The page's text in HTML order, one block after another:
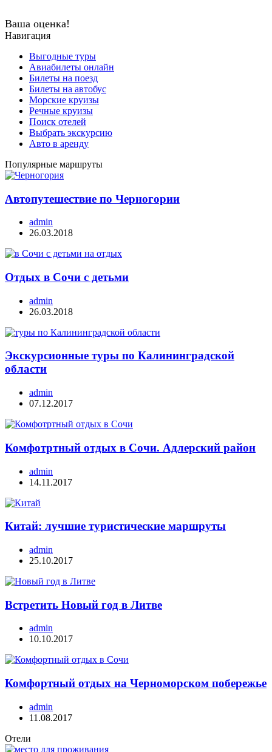
Ваша оценка!
Навигация
Выгодные туры
Авиабилеты онлайн
Билеты на поезд
Билеты на автобус
Морские круизы
Речные круизы
Поиск отелей
Выбрать экскурсию
Авто в аренду
Популярные маршруты
Автопутешествие по Черногории
admin
26.03.2018
Отдых в Сочи с детьми
admin
26.03.2018
Экскурсионные туры по Калининградской
области
admin
07.12.2017
Комфотртный отдых в Сочи. Адлерский район
admin
14.11.2017
Китай: лучшие туристические маршруты
admin
25.10.2017
Встретить Новый год в Литве
admin
10.10.2017
Комфортный отдых на Черноморском побережье
admin
11.08.2017
Отели